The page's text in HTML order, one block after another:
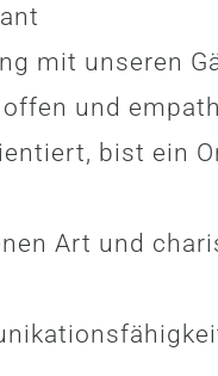
mit unseren
und
bist ein
Art und